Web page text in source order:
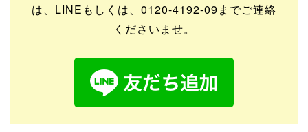
は、LINEもしくは、0120-4192-09までご連絡
くださいませ。